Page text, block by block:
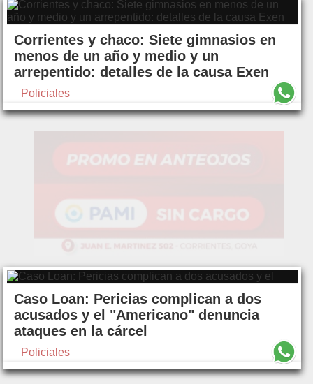
Corrientes y chaco: Siete gimnasios en
menos de un año y medio y un
arrepentido: detalles de la causa Exen
Policiales
Caso Loan: Pericias complican a dos
acusados y el "Americano" denuncia
ataques en la cárcel
Policiales